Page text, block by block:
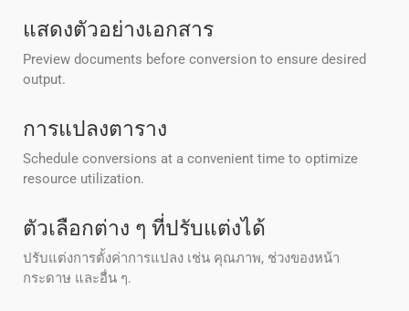
แสดงตัวอย่างเอกสาร
Preview documents before conversion to ensure desired
output.
การแปลงตาราง
Schedule conversions at a convenient time to optimize
resource utilization.
ตัวเลือกต่าง ๆ ที่ปรับแต่งได้
ปรับแต่งการตั้งค่าการแปลง เช่น คุณภาพ, ช่วงของหน้า
กระดาษ และอื่น ๆ.